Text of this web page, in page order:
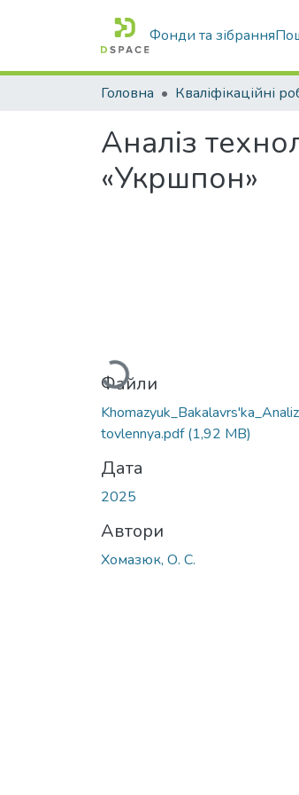
Фонди та зібрання
Головна Кваліфікаційні
Аналіз
«Укршпон»
Вантажиться...
Файли
tovlennya.pdf(1,92 MB)
Дата
2025
Автори
Хомазюк, О. С.